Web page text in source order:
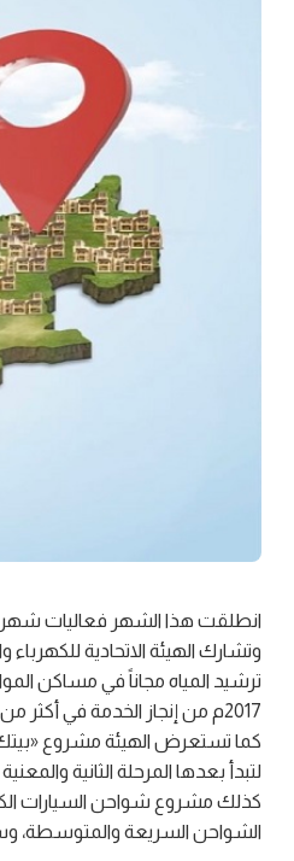
انطلقت هذا الشهر فعاليات شهر الابتكار في إمارة
وتشارك الهيئة الاتحادية
2017م من إنجاز الخدمة في أكثر من 34 ألف مسكن، بما ساهم في الحفاظ على 2 مليار جالون.
كما تستعرض الهيئة مشروع «بيتك
لتبدأ بعدها المرحلة الثانية
الشواحن السريعة والمتوسطة،